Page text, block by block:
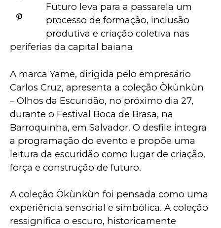
Futuro leva para a passarela um
processo de formação, inclusão
produtiva e criação coletiva nas
periferias da capital baiana
A marca Yame, dirigida pelo empresário
Carlos Cruz, apresenta a coleção Òkùnkùn
– Olhos da Escuridão, no próximo dia 27,
durante o Festival Boca de Brasa, na
Barroquinha, em Salvador. O desfile integra
a programação do evento e propõe uma
leitura da escuridão como lugar de criação,
força e construção de futuro.
A coleção Òkùnkùn foi pensada como uma
experiência sensorial e simbólica. A coleção
ressignifica o escuro, historicamente